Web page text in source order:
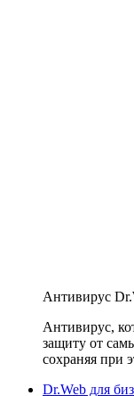
Антивирус
Антивирус,
защиту от
сохраняя при
Dr.Web для